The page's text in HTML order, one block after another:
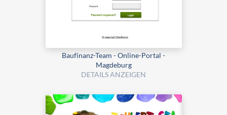
Baufinanz-Team - Online-Portal -
Magdeburg
DETAILS ANZEIGEN